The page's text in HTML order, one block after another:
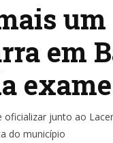
um
em
oficializar junto ao
do município